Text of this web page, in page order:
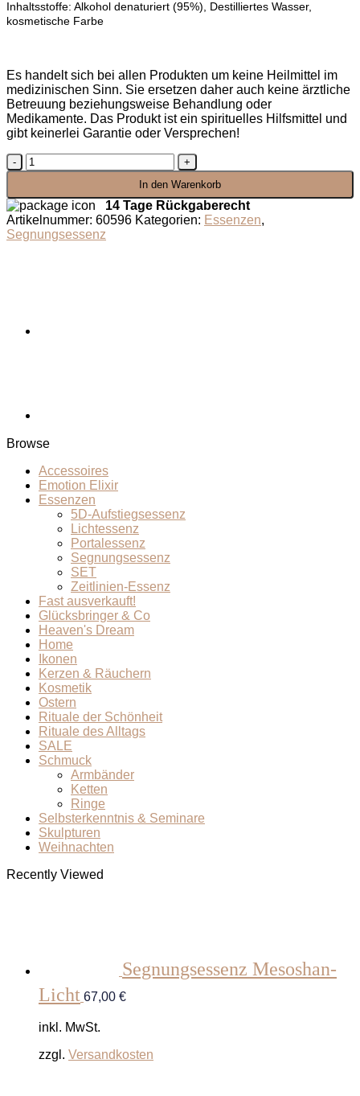
Inhaltsstoffe: Alkohol denaturiert (95%), Destilliertes Wasser,
kosmetische Farbe
Es handelt sich bei allen Produkten um keine Heilmittel im
medizinischen Sinn. Sie ersetzen daher auch keine ärztliche
Betreuung beziehungsweise Behandlung oder
Medikamente. Das Produkt ist ein spirituelles Hilfsmittel und
gibt keinerlei Garantie oder Versprechen!
Segnungsessenz
Tor
Glück
Menge
In den Warenkorb
14 Tage Rückgaberecht
Artikelnummer: 60596 Kategorien: Essenzen,
Segnungsessenz
Browse
Accessoires
Emotion Elixir
Essenzen
5D-Aufstiegsessenz
Lichtessenz
Portalessenz
Segnungsessenz
SET
Zeitlinien-Essenz
Fast ausverkauft!
Glücksbringer & Co
Heaven's Dream
Home
Ikonen
Kerzen & Räuchern
Kosmetik
Ostern
Rituale der Schönheit
Rituale des Alltags
SALE
Schmuck
Armbänder
Ketten
Ringe
Selbsterkenntnis & Seminare
Skulpturen
Weihnachten
Recently Viewed
Segnungsessenz Mesoshan-
Licht 67,00 €
inkl. MwSt.
zzgl. Versandkosten